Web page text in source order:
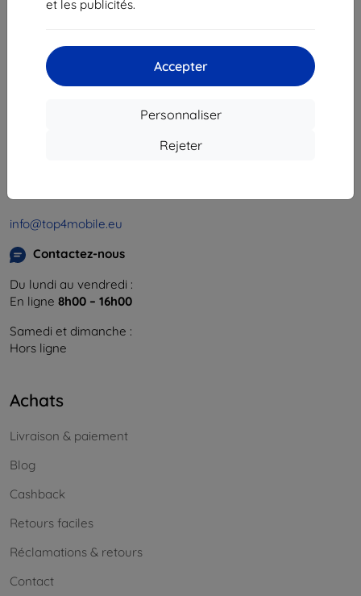
et les publicités.
Accepter
Personnaliser
Rejeter
Shield-Sk s.r.o.
Ulica Rudolfa Mocka 3750/2A
841 04 Bratislava
Numéro d’identification d’entreprise :
info@top4mobile.eu
Contactez-nous
Du lundi au vendredi :
En ligne 8h00 – 16h00
Samedi et dimanche :
Hors ligne
Achats
Livraison & paiement
Blog
Cashback
Retours faciles
Réclamations & retours
Contact